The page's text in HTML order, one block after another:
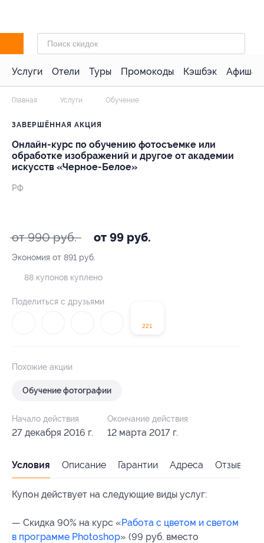
Услуги Отели Туры Промокоды Кэшбэк Афиша
Главная Услуги Обучение
ЗАВЕРШЁННАЯ АКЦИЯ
Онлайн-курс по обучению фотосъемке или
обработке изображений и другое от академии
искусств «Черное-Белое»
РФ
от 990 руб. от 99 руб.
Экономия от 891 руб.
221
88 купонов куплено
Поделиться с друзьями
Похожие акции
Обучение фотографии
Начало действия
27 декабря 2016 г.
Окончание действия
12 марта 2017 г.
Условия Описание Гарантии Адреса Отзывы
Купон действует на следующие виды услуг:
— Скидка 90% на курс «Работа с цветом и светом
в программе Photoshop» (99 руб. вместо